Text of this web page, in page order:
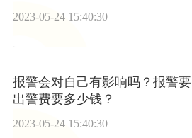
2023-05-24 15:40:30
报警会对自己有影响吗？报警要
出警费要多少钱？
2023-05-24 15:40:30